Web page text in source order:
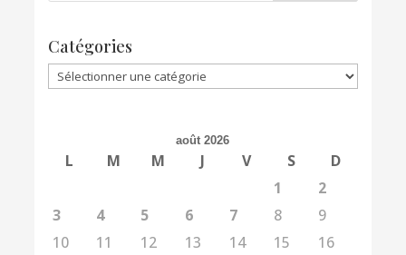
Catégories
Catégories
août 2026
L M M J V S
D
1
2
3
4 5 6 7 8
9
10
11 12 13 14 15
16